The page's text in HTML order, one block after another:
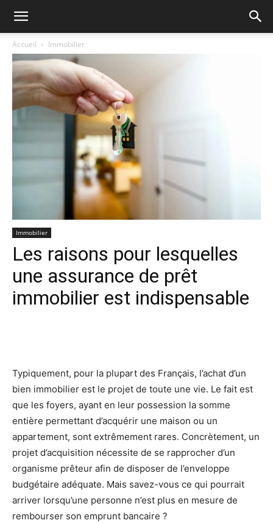
Accueil Immobilier
Immobilier
Les raisons pour lesquelles
une assurance de prêt
immobilier est indispensable
Typiquement, pour la plupart des Français, l’achat d’un
bien immobilier est le projet de toute une vie. Le fait est
que les foyers, ayant en leur possession la somme
entière permettant d’acquérir une maison ou un
appartement, sont extrêmement rares. Concrètement, un
projet d’acquisition nécessite de se rapprocher d’un
organisme prêteur afin de disposer de l’enveloppe
budgétaire adéquate. Mais savez-vous ce qui pourrait
arriver lorsqu’une personne n’est plus en mesure de
rembourser son emprunt bancaire ?